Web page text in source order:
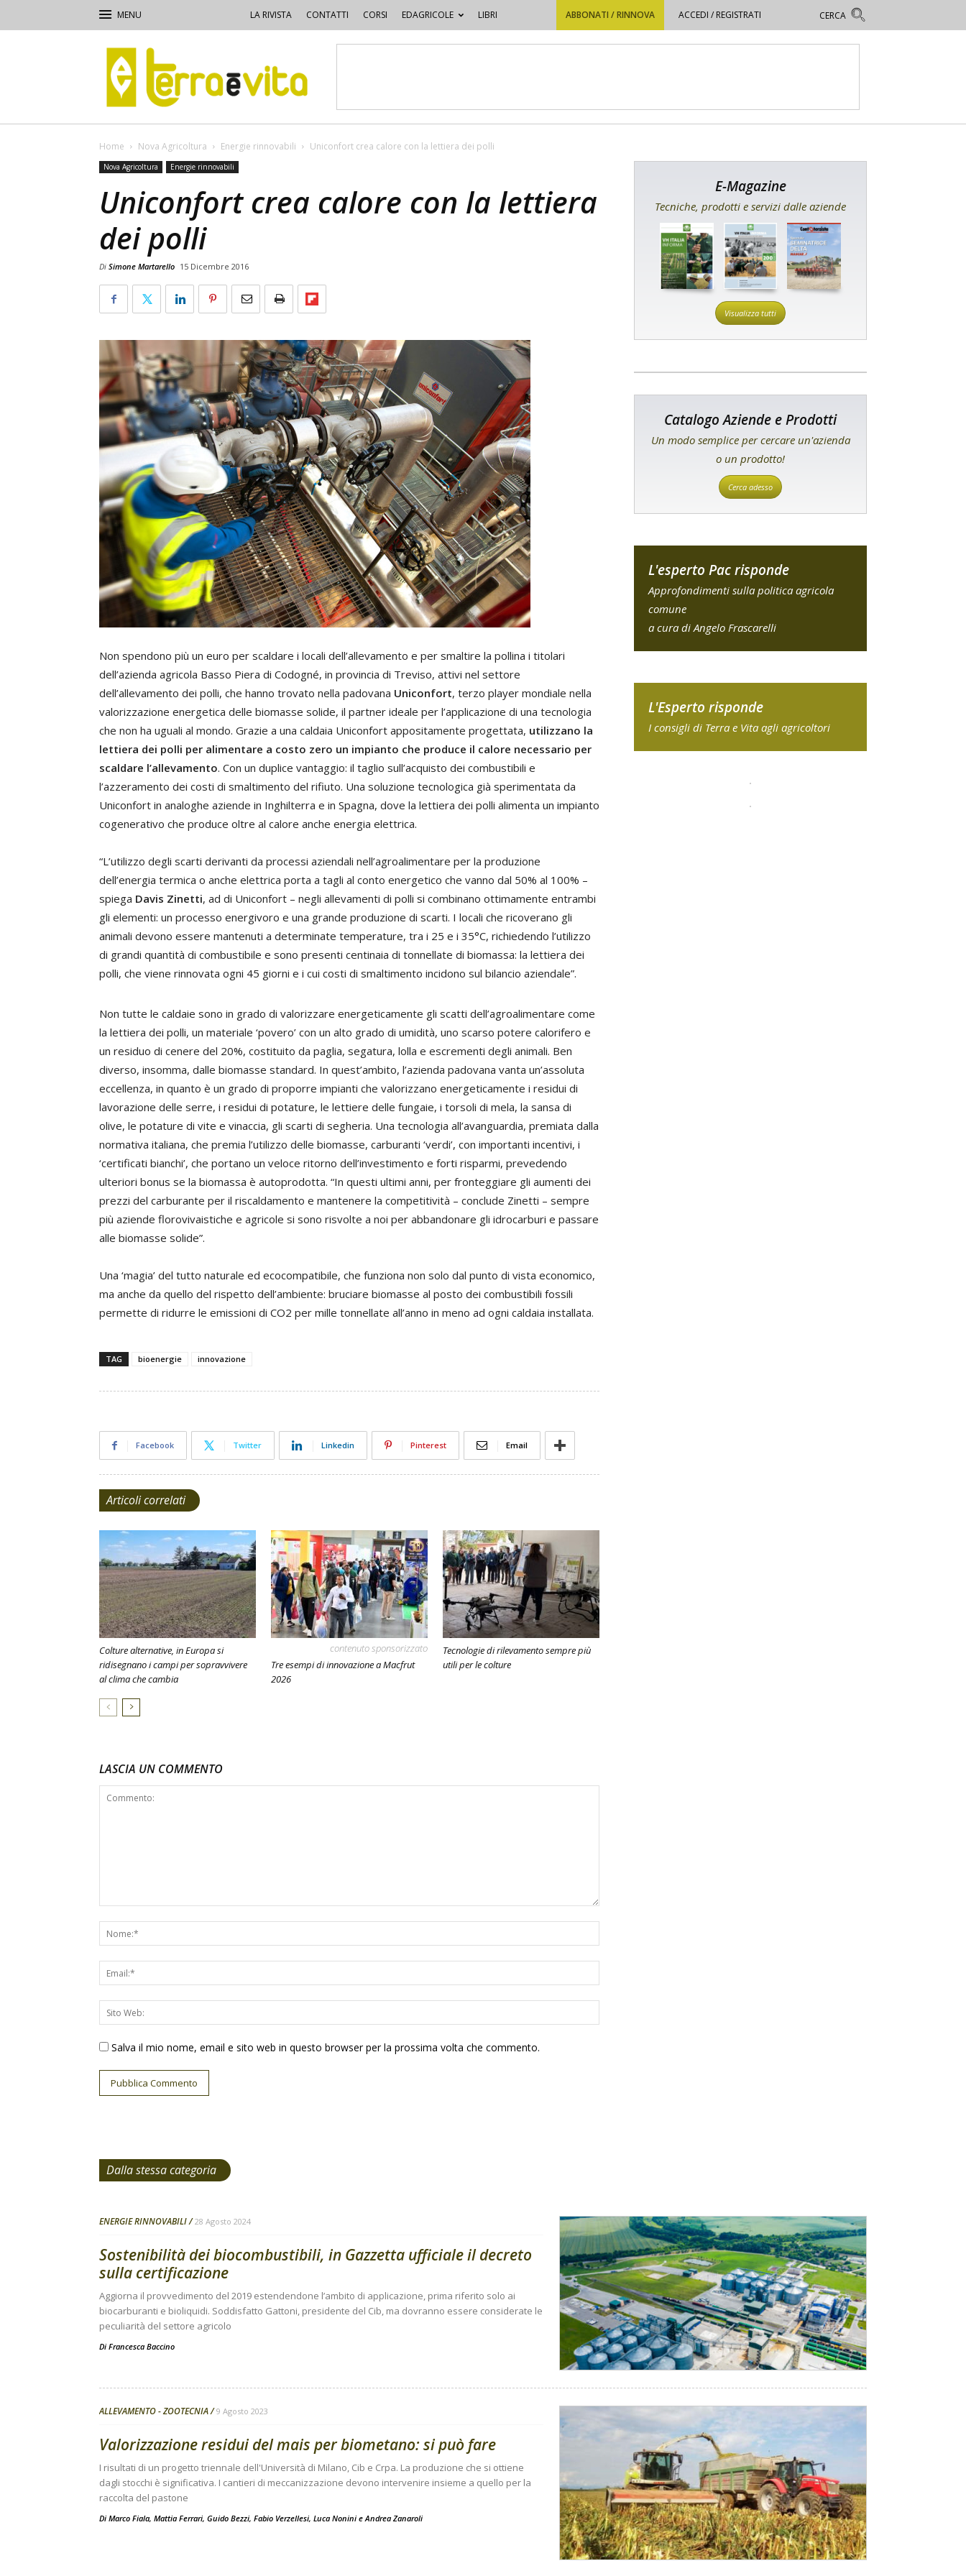
LA RIVISTA CONTATTI CORSI EDAGRICOLE LIBRI ABBONATI / RINNOVA ACCEDI / REGISTRATI
Terra
e
Vita
Home Nova Agricoltura Energie rinnovabili Uniconfort crea calore con la lettiera dei polli
Nova Agricoltura Energie rinnovabili
Uniconfort crea calore con la lettiera
dei polli
Di Simone Martarello 15 Dicembre 2016
Non spendono più un euro per scaldare i locali dell’allevamento e per smaltire la pollina i titolari
dell’azienda agricola Basso Piera di Codogné, in provincia di Treviso, attivi nel settore
dell’allevamento dei polli, che hanno trovato nella padovana Uniconfort, terzo player mondiale nella
valorizzazione energetica delle biomasse solide, il partner ideale per l’applicazione di una tecnologia
che non ha uguali al mondo. Grazie a una caldaia Uniconfort appositamente progettata, utilizzano la
lettiera dei polli per alimentare a costo zero un impianto che produce il calore necessario per
scaldare l’allevamento. Con un duplice vantaggio: il taglio sull’acquisto dei combustibili e
l’azzeramento dei costi di smaltimento del rifiuto. Una soluzione tecnologica già sperimentata da
Uniconfort in analoghe aziende in Inghilterra e in Spagna, dove la lettiera dei polli alimenta un impianto
cogenerativo che produce oltre al calore anche energia elettrica.
“L’utilizzo degli scarti derivanti da processi aziendali nell’agroalimentare per la produzione
dell’energia termica o anche elettrica porta a tagli al conto energetico che vanno dal 50% al 100% –
spiega Davis Zinetti, ad di Uniconfort – negli allevamenti di polli si combinano ottimamente entrambi
gli elementi: un processo energivoro e una grande produzione di scarti. I locali che ricoverano gli
animali devono essere mantenuti a determinate temperature, tra i 25 e i 35°C, richiedendo l’utilizzo
di grandi quantità di combustibile e sono presenti centinaia di tonnellate di biomassa: la lettiera dei
polli, che viene rinnovata ogni 45 giorni e i cui costi di smaltimento incidono sul bilancio aziendale”.
Non tutte le caldaie sono in grado di valorizzare energeticamente gli scatti dell’agroalimentare come
la lettiera dei polli, un materiale ‘povero’ con un alto grado di umidità, uno scarso potere calorifero e
un residuo di cenere del 20%, costituito da paglia, segatura, lolla e escrementi degli animali. Ben
diverso, insomma, dalle biomasse standard. In quest’ambito, l’azienda padovana vanta un’assoluta
eccellenza, in quanto è un grado di proporre impianti che valorizzano energeticamente i residui di
lavorazione delle serre, i residui di potature, le lettiere delle fungaie, i torsoli di mela, la sansa di
olive, le potature di vite e vinaccia, gli scarti di segheria. Una tecnologia all’avanguardia, premiata dalla
normativa italiana, che premia l’utilizzo delle biomasse, carburanti ‘verdi’, con importanti incentivi, i
‘certificati bianchi’, che portano un veloce ritorno dell’investimento e forti risparmi, prevedendo
ulteriori bonus se la biomassa è autoprodotta. “In questi ultimi anni, per fronteggiare gli aumenti dei
prezzi del carburante per il riscaldamento e mantenere la competitività – conclude Zinetti – sempre
più aziende florovivaistiche e agricole si sono risvolte a noi per abbandonare gli idrocarburi e passare
alle biomasse solide”.
Una ‘magia’ del tutto naturale ed ecocompatibile, che funziona non solo dal punto di vista economico,
ma anche da quello del rispetto dell’ambiente: bruciare biomasse al posto dei combustibili fossili
permette di ridurre le emissioni di CO2 per mille tonnellate all’anno in meno ad ogni caldaia installata.
TAG bioenergie innovazione
Facebook Twitter Linkedin Pinterest Email
Articoli correlati
Colture alternative, in Europa si
ridisegnano i campi per sopravvivere
al clima che cambia
contenuto sponsorizzato
Tre esempi di innovazione a Macfrut
2026
Tecnologie di rilevamento sempre più
utili per le colture
LASCIA UN COMMENTO
Salva il mio nome, email e sito web in questo browser per la prossima volta che commento.
E-Magazine
Tecniche, prodotti e servizi dalle aziende
Visualizza tutti
Catalogo Aziende e Prodotti
Un modo semplice per cercare un'azienda
o un prodotto!
Cerca adesso
L'esperto Pac risponde
Approfondimenti sulla politica agricola
comune
a cura di Angelo Frascarelli
L'Esperto risponde
I consigli di Terra e Vita agli agricoltori
Dalla stessa categoria
ENERGIE RINNOVABILI 28 Agosto 2024
Sostenibilità dei biocombustibili, in Gazzetta ufficiale il decreto
sulla certificazione
Aggiorna il provvedimento del 2019 estendendone l’ambito di applicazione, prima riferito solo ai
biocarburanti e bioliquidi. Soddisfatto Gattoni, presidente del Cib, ma dovranno essere considerate le
peculiarità del settore agricolo
Di Francesca Baccino
ALLEVAMENTO - ZOOTECNIA 9 Agosto 2023
Valorizzazione residui del mais per biometano: si può fare
I risultati di un progetto triennale dell'Università di Milano, Cib e Crpa. La produzione che si ottiene
dagli stocchi è significativa. I cantieri di meccanizzazione devono intervenire insieme a quello per la
raccolta del pastone
Di Marco Fiala, Mattia Ferrari, Guido Bezzi, Fabio Verzellesi, Luca Nonini eAndrea Zanaroli